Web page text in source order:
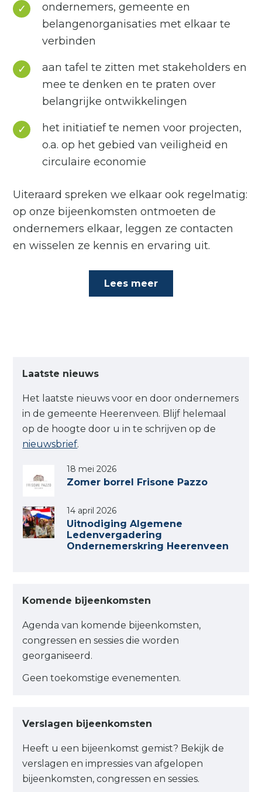
ondernemers, gemeente en
belangenorganisaties met elkaar te
verbinden
aan tafel te zitten met stakeholders en
mee te denken en te praten over
belangrijke ontwikkelingen
het initiatief te nemen voor projecten,
o.a. op het gebied van veiligheid en
circulaire economie
Uiteraard spreken we elkaar ook regelmatig:
op onze bijeenkomsten ontmoeten de
ondernemers elkaar, leggen ze contacten
en wisselen ze kennis en ervaring uit.
Lees meer
Laatste nieuws
Het laatste nieuws voor en door ondernemers
in de gemeente Heerenveen. Blijf helemaal
op de hoogte door u in te schrijven op de
nieuwsbrief.
18 mei 2026
Zomer borrel Frisone Pazzo
14 april 2026
Uitnodiging Algemene
Ledenvergadering
Ondernemerskring Heerenveen
Komende bijeenkomsten
Agenda van komende bijeenkomsten,
congressen en sessies die worden
georganiseerd.
Geen toekomstige evenementen.
Verslagen bijeenkomsten
Heeft u een bijeenkomst gemist? Bekijk de
verslagen en impressies van afgelopen
bijeenkomsten, congressen en sessies.